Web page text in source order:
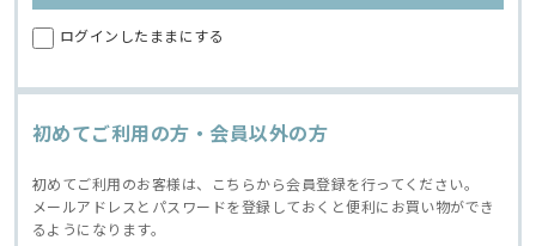
ログインしたままにする
初めてご利用の方・会員以外の方
初めてご利用のお客様は、こちらから会員登録を行ってください。
メールアドレスとパスワードを登録しておくと便利にお買い物ができ
るようになります。